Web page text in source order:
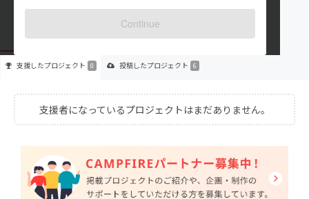
Continue
出身国：日本 出身地：茨城県
支援したプロジェクト 0 投稿したプロジェクト 6
支援者になっているプロジェクトはまだありません。